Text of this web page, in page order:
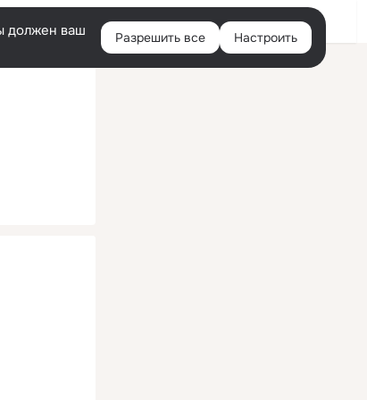
Войти
должен ваш
Разрешить все Настроить